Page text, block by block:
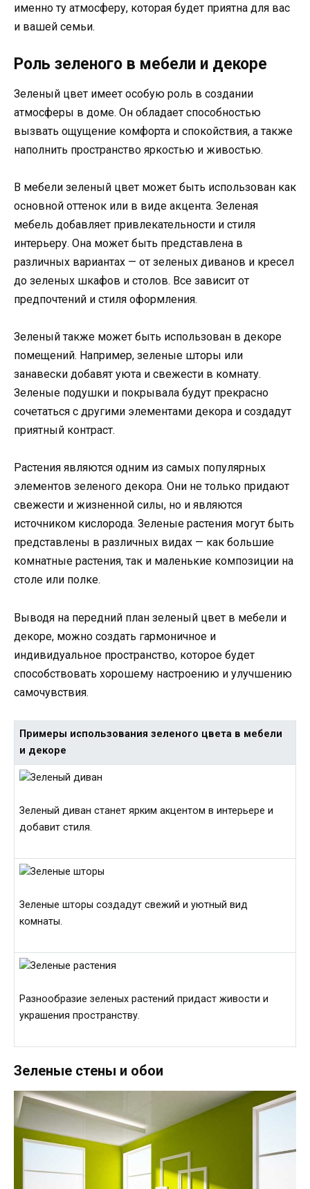
именно ту атмосферу, которая будет приятна для вас
и вашей семьи.
Роль зеленого в мебели и декоре
Зеленый цвет имеет особую роль в создании
атмосферы в доме. Он обладает способностью
вызвать ощущение комфорта и спокойствия, а также
наполнить пространство яркостью и живостью.
В мебели зеленый цвет может быть использован как
основной оттенок или в виде акцента. Зеленая
мебель добавляет привлекательности и стиля
интерьеру. Она может быть представлена в
различных вариантах — от зеленых диванов и кресел
до зеленых шкафов и столов. Все зависит от
предпочтений и стиля оформления.
Зеленый также может быть использован в декоре
помещений. Например, зеленые шторы или
занавески добавят уюта и свежести в комнату.
Зеленые подушки и покрывала будут прекрасно
сочетаться с другими элементами декора и создадут
приятный контраст.
Растения являются одним из самых популярных
элементов зеленого декора. Они не только придают
свежести и жизненной силы, но и являются
источником кислорода. Зеленые растения могут быть
представлены в различных видах — как большие
комнатные растения, так и маленькие композиции на
столе или полке.
Выводя на передний план зеленый цвет в мебели и
декоре, можно создать гармоничное и
индивидуальное пространство, которое будет
способствовать хорошему настроению и улучшению
самочувствия.
Примеры использования зеленого цвета в мебели
и декоре
Зеленый диван станет ярким акцентом в интерьере и
добавит стиля.
Зеленые шторы создадут свежий и уютный вид
комнаты.
Разнообразие зеленых растений придаст живости и
украшения пространству.
Зеленые стены и обои